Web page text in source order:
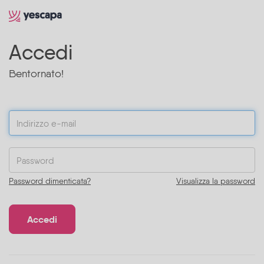
Accedi
Bentornato!
Password dimenticata? Visualizza la password